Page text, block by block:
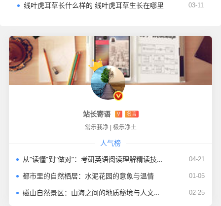
线叶虎耳草长什么样的 线叶虎耳草生长在哪里 03-11
站长寄语 V 名言
常乐我净 极乐净土
人气榜
从“读懂”到“做对”：考研英语阅读理解精读技巧与高分策略 04-21
都市里的自然栖居：水泥花园的意象与温情 01-05
磁山自然景区：山海之间的地质秘境与人文长卷 02-25